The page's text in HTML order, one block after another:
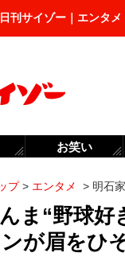
日刊サイゾー｜エンタ
プ> エンタメ > 明石
ま“野球
が眉をひ
お笑い